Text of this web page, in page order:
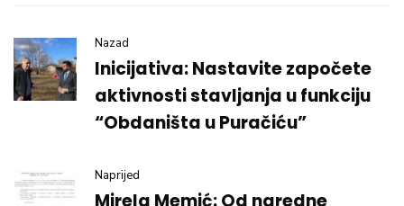
Nazad
Inicijativa: Nastavite započete
aktivnosti stavljanja u funkciju
“Obdaništa u Puračiću”
Naprijed
Mirela Memić: Od naredne